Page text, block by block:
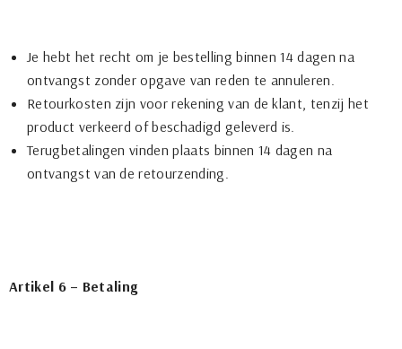
Je hebt het recht om je bestelling binnen 14 dagen na
ontvangst zonder opgave van reden te annuleren.
Retourkosten zijn voor rekening van de klant, tenzij het
product verkeerd of beschadigd geleverd is.
Terugbetalingen vinden plaats binnen 14 dagen na
ontvangst van de retourzending.
Artikel 6 – Betaling